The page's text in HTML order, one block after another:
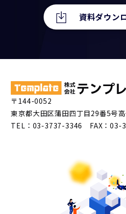
資料ダウン
〒144-0052
東京都大田区蒲田四丁目29番5号
TEL：03-3737-3346 FAX：03-